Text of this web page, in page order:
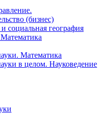
(бизнес)
социальная география
Математика
в целом. Науковедение